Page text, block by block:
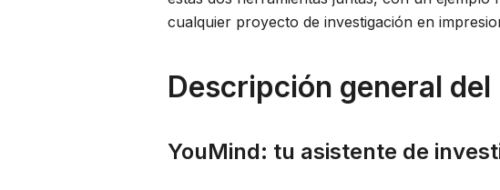
cualquier proyecto de investigación en
Descripción general
YouMind: tu asistente de